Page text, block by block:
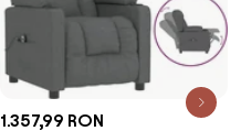
1.357,99 RON